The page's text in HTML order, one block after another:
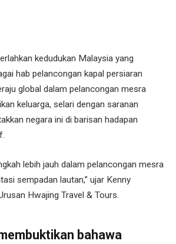
kedudukan Malaysia yang
hab pelancongan kapal persiaran
global dalam pelancongan mesra
keluarga, selari dengan saranan
negara ini di barisan hadapan
lebih jauh dalam pelancongan mesra
sempadan lautan,” ujar Kenny
Hwajing Travel & Tours.
bahawa